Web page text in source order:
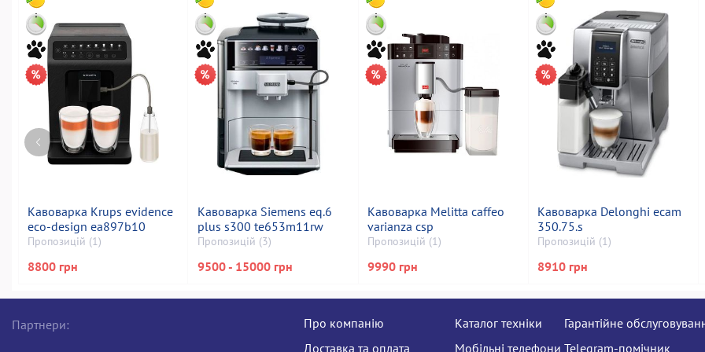
Кавоварка Krups evidence
eco-design ea897b10
Пропозицій (1)
8800 грн
Кавоварка Siemens eq.6
plus s300 te653m11rw
Пропозицій (3)
9500 - 15000 грн
Кавоварка Melitta caffeo
varianza csp
Пропозицій (1)
9990 грн
Кавоварка Delonghi ecam
350.75.s
Пропозицій (1)
8910 грн
Партнери:
Про компанію
Доставка та оплата
Каталог техніки
Мобільні телефони
Гарантійне
Telegram-помічник